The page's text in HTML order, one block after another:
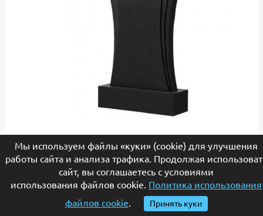
Памятник В-036
38,700₽ – 80,250₽Диапазон цен: 38,700₽ –
80,250₽
Выберите параметры
несколько вариаций. Опции можно выбрать на
Мы используем файлы «куки» (cookie) для улучшения
работы сайта и анализа трафика. Продолжая
сайт, вы соглашаетесь с условиями
использования файлов cookie. Политика использования
файлов cookie. Принять куки